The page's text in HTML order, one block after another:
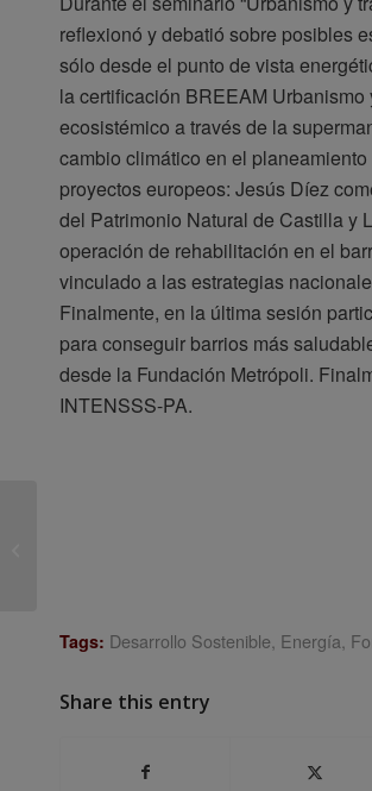
reflexionó y debatió sobre posibles
sólo desde el punto de vista
la certificación BREEAM
ecosistémico a través de la
cambio climático en el
proyectos europeos: Jesús Díez
del Patrimonio Natural de Castilla y
operación de rehabilitación en el
vinculado a las estrategias
Finalmente, en la última sesión
para conseguir barrios más
desde la Fundación Metrópoli.
INTENSSS-PA.
Tags: Desarrollo Sostenible, Energía,
Share this entry